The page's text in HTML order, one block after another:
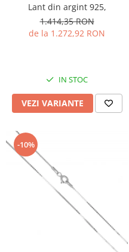
Lant din argint 925,
1.414,35 RON
de la 1.272,92 RON
IN STOC
VEZI VARIANTE
-10%